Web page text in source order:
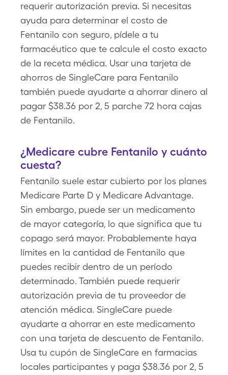
requerir autorización previa. Si necesitas
ayuda para determinar el costo de
Fentanilo con seguro, pídele a tu
farmacéutico que te calcule el costo exacto
de la receta médica. Usar una tarjeta de
ahorros de SingleCare para Fentanilo
también puede ayudarte a ahorrar dinero al
pagar $38.36 por 2, 5 parche 72 hora cajas
de Fentanilo.
¿Medicare cubre Fentanilo y cuánto
cuesta?
Fentanilo suele estar cubierto por los planes
Medicare Parte D y Medicare Advantage.
Sin embargo, puede ser un medicamento
de mayor categoría, lo que significa que tu
copago será mayor. Probablemente haya
límites en la cantidad de Fentanilo que
puedes recibir dentro de un período
determinado. También puede requerir
autorización previa de tu proveedor de
atención médica. SingleCare puede
ayudarte a ahorrar en este medicamento
con una tarjeta de descuento de Fentanilo.
Usa tu cupón de SingleCare en farmacias
locales participantes y paga $38.36 por 2, 5